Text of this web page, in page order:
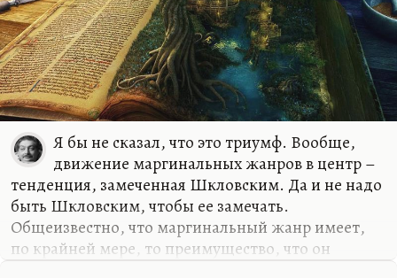
«Марше Радецкого» Рота,…
Я бы не сказал, что это триумф. Вообще,
движение маргинальных жанров в центр –
тенденция, замеченная Шкловским. Да и не надо
быть Шкловским, чтобы ее замечать.
Общеизвестно, что маргинальный жанр имеет,
по крайней мере, то преимущество, что он